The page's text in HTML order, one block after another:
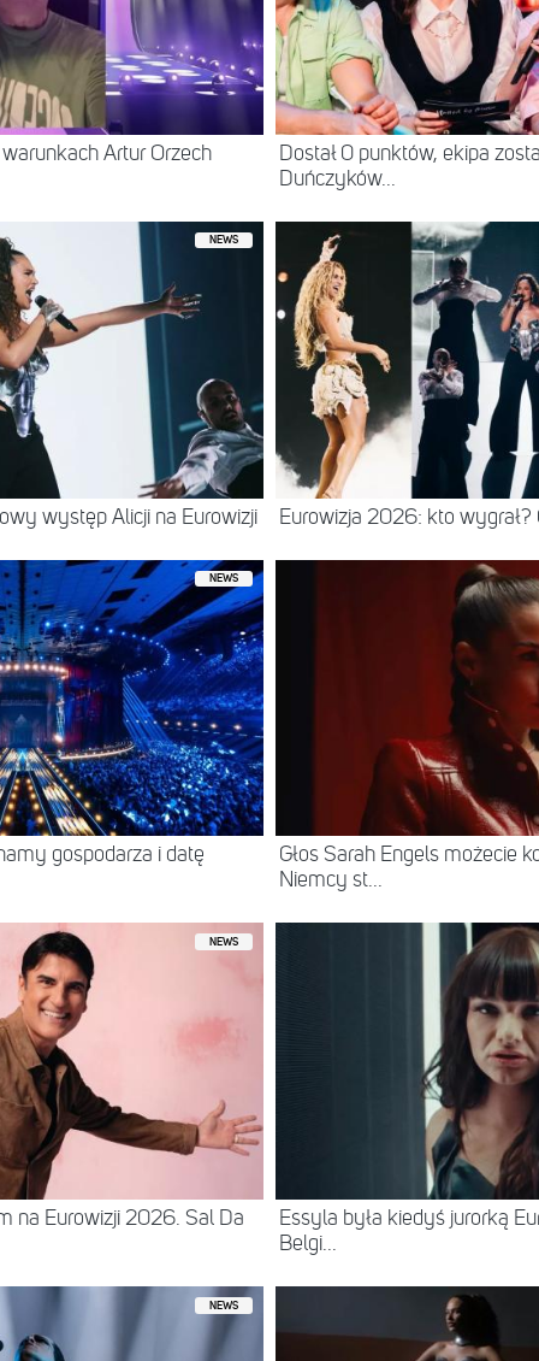
Artur Orzech
Dostał 0 punktów, ekipa
Duńczyków...
NEWS
występ Alicji na Eurowizji Eurowizja 2026: kto wygrał?
NEWS
gospodarza i datę
Głos Sarah Engels możecie
Niemcy st...
NEWS
na Eurowizji 2026. Sal Da
Essyla była kiedyś jurorką
Belgi...
NEWS